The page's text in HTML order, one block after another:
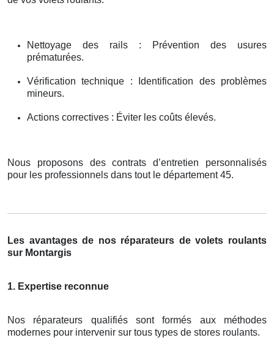
Nettoyage des rails : Prévention des usures
prématurées.
Vérification technique : Identification des problèmes
mineurs.
Actions correctives : Éviter les coûts élevés.
Nous proposons des contrats d’entretien personnalisés
pour les professionnels dans tout le département 45.
Les avantages de nos réparateurs de volets roulants
sur Montargis
1. Expertise reconnue
Nos réparateurs qualifiés sont formés aux méthodes
modernes pour intervenir sur tous types de stores roulants.